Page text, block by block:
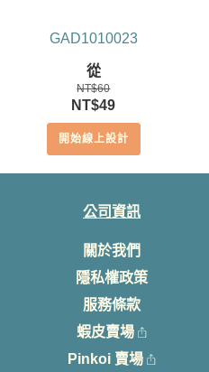
GAD1010023
從
NT$60
原
始
價
NT$49目
前
價
開始線上設計
公司資訊
關於我們
隱私權政策
服務條款
蝦皮賣場
Pinkoi 賣場